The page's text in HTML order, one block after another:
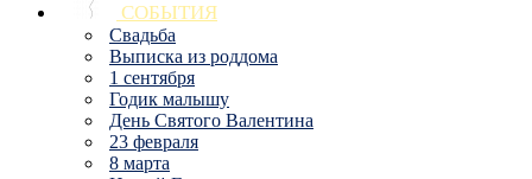
СОБЫТИЯ
Свадьба
Выписка из роддома
1 сентября
Годик малышу
День Святого Валентина
23 февраля
8 марта